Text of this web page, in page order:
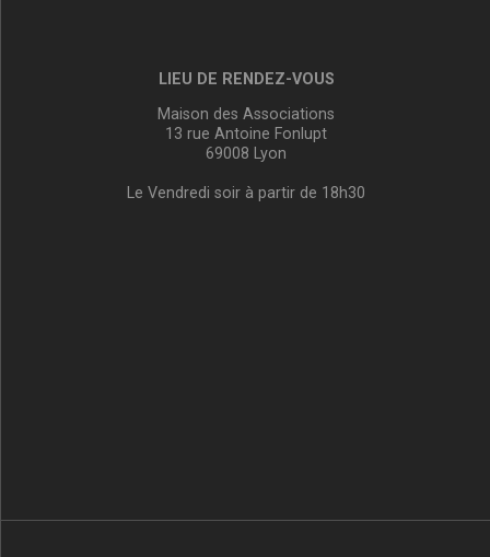
LIEU DE RENDEZ-VOUS
Maison des Associations
13 rue Antoine Fonlupt
69008 Lyon
Le Vendredi soir à partir de 18h30